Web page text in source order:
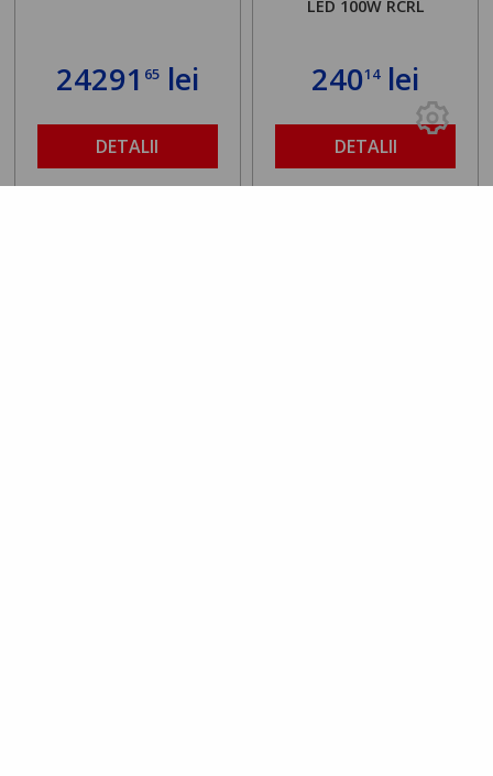
24291 65lei
DETALII
LED 100W RCRL
24014lei
DETALII